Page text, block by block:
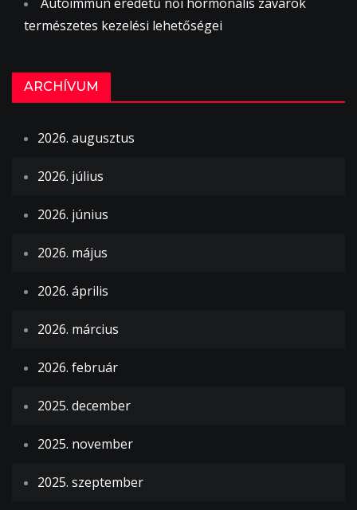
természetes kezelési lehetőségei
ARCHÍVUM
2026. augusztus
2026. július
2026. június
2026. május
2026. április
2026. március
2026. február
2025. december
2025. november
2025. szeptember